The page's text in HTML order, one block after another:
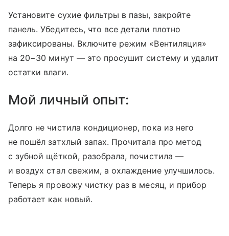
Установите сухие фильтры в пазы, закройте
панель. Убедитесь, что все детали плотно
зафиксированы. Включите режим «Вентиляция»
на 20−30 минут — это просушит систему и удалит
остатки влаги.
Мой личный опыт:
Долго не чистила кондиционер, пока из него
не пошёл затхлый запах. Прочитала про метод
с зубной щёткой, разобрала, почистила —
и воздух стал свежим, а охлаждение улучшилось.
Теперь я провожу чистку раз в месяц, и прибор
работает как новый.